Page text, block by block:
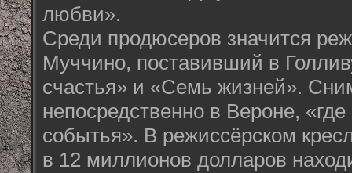
любви».
Среди продюсеров значится
Муччино, поставивший в
счастья» и «Семь жизней».
непосредственно в Вероне,
событья». В режиссёрском
в 12 миллионов долларов